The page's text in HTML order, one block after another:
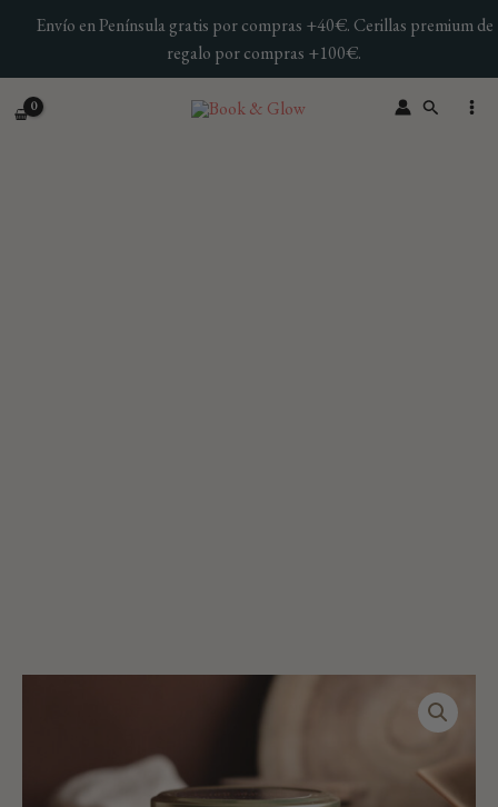
Buscar
cantidad
Envío en Península gratis por compras +40€. Cerillas premium de
regalo por compras +100€.